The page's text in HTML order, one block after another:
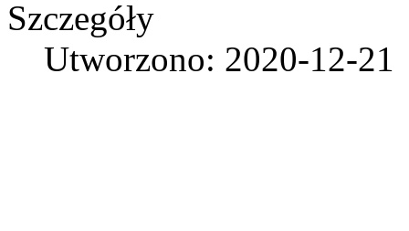
Szczegóły
Utworzono: 2020-12-21